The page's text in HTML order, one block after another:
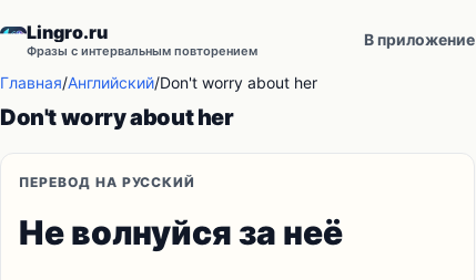
Lingro.ru
Фразы с интервальным повторением
В приложение
Главная/Английский/Don't worry about her
Don't worry about her
ПЕРЕВОД НА РУССКИЙ
Не волнуйся за неё